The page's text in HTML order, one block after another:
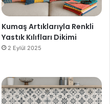
Kumaş Artıklarıyla Renkli
Yastık Kılıfları Dikimi
2 Eylül 2025